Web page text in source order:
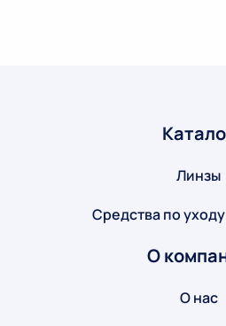
Линзы
Средства по
О
О нас